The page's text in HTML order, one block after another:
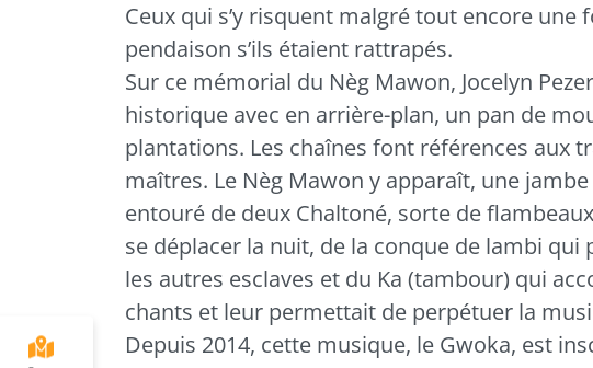
Ceux qui s’y risquent malgré tout encore
pendaison s’ils étaient rattrapés.
Sur ce mémorial du Nèg Mawon, Jocelyn
historique avec en arrière-plan, un pan de
plantations. Les chaînes font références aux
maîtres. Le Nèg Mawon y apparaît, une
entouré de deux Chaltoné, sorte de
se déplacer la nuit, de la conque de lambi
les autres esclaves et du Ka (tambour) qui
chants et leur permettait de perpétuer la
Depuis 2014, cette musique, le Gwoka, est